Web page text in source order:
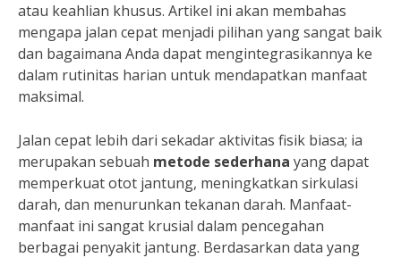
atau keahlian khusus. Artikel ini akan membahas
mengapa jalan cepat menjadi pilihan yang sangat baik
dan bagaimana Anda dapat mengintegrasikannya ke
dalam rutinitas harian untuk mendapatkan manfaat
maksimal.
Jalan cepat lebih dari sekadar aktivitas fisik biasa; ia
merupakan sebuah metode sederhana yang dapat
memperkuat otot jantung, meningkatkan sirkulasi
darah, dan menurunkan tekanan darah. Manfaat-
manfaat ini sangat krusial dalam pencegahan
berbagai penyakit jantung. Berdasarkan data yang